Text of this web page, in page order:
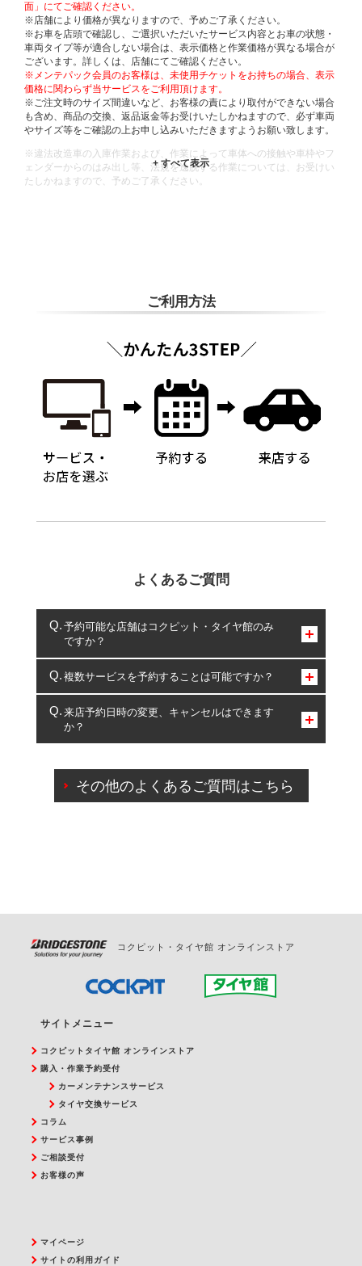
面」にてご確認ください。
※店舗により価格が異なりますので、予めご了承ください。
※お車を店頭で確認し、ご選択いただいたサービス内容とお車の状態・
車両タイプ等が適合しない場合は、表示価格と作業価格が異なる場合が
ございます。詳しくは、店舗にてご確認ください。
※メンテパック会員のお客様は、未使用チケットをお持ちの場合、表示
価格に関わらず当サービスをご利用頂けます。
※ご注文時のサイズ間違いなど、お客様の責により取付ができない場合
も含め、商品の交換、返品返金等お受けいたしかねますので、必ず車両
やサイズ等をご確認の上お申し込みいただきますようお願い致します。
※違法改造車の入庫作業および、作業によって車体への接触や車枠やフ
ェンダーからのはみ出し等、法規を逸脱する作業については、お受けい
たしかねますので、予めご了承ください。
ご利用方法
よくあるご質問
予約可能な店舗はコクピット・タイヤ館のみ
ですか？
コクピット・タイヤ館のみとなります。
複数サービスを予約することは可能ですか？
複数サービスのご予約は可能です。
一部の商品・サービスの組み合わせに限り、同時にご予約が
出来ないものもございます。
来店予約日時の変更、キャンセルはできます
か？
ご来店予約日の3営業日前を過ぎている場合のご予約
の日時変更につきましては、直接ご予約の店舗まで
その他のよくあるご質問はこちら
コクピット・タイヤ館 オンラインストア
サイトメニュー
コクピットタイヤ館 オンラインストア
購入・作業予約受付
カーメンテナンスサービス
タイヤ交換サービス
コラム
サービス事例
ご相談受付
お客様の声
マイページ
サイトの利用ガイド